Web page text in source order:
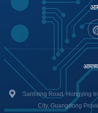
:Sanheng Road, Hongying
City, Guangdong